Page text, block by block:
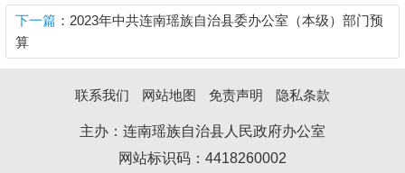
下一篇 ：2023年中共连南瑶族自治县委办公室（本级）部门预
算
联系我们 网站地图 免责声明 隐私条款
主办：连南瑶族自治县人民政府办公室
网站标识码：4418260002